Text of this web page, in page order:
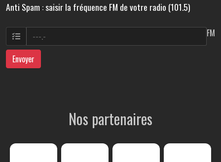
Anti Spam : saisir la fréquence FM de votre radio (101.5)
FM
Envoyer
Nos partenaires